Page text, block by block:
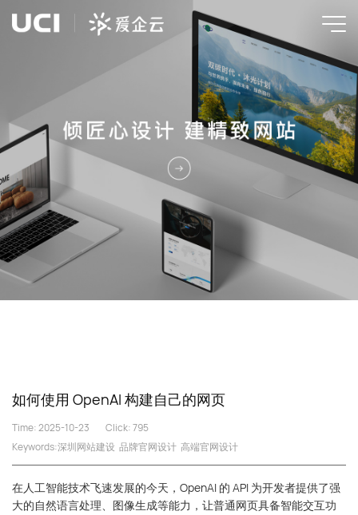
如何使用 OpenAI 构建自己的网页
Time: 2025-10-23 Click:795
Keywords:深圳网站建设 品牌官网设计 高端官网设计
在人工智能技术飞速发展的今天，OpenAI 的 API 为开发者提供了强
大的自然语言处理、图像生成等能力，让普通网页具备智能交互功